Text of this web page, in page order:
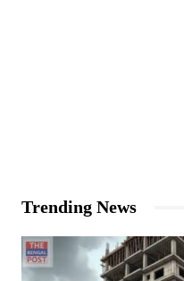
Trending News